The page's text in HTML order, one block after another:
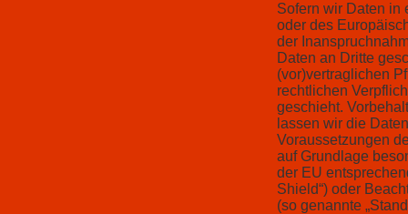
Sofern wir Daten in
oder des
der
Daten an Dritte
(vor)vertraglichen
rechtlichen
geschieht.
lassen wir die
Voraussetzungen
auf Grundlage
der EU
Shield“) oder
(so genannte